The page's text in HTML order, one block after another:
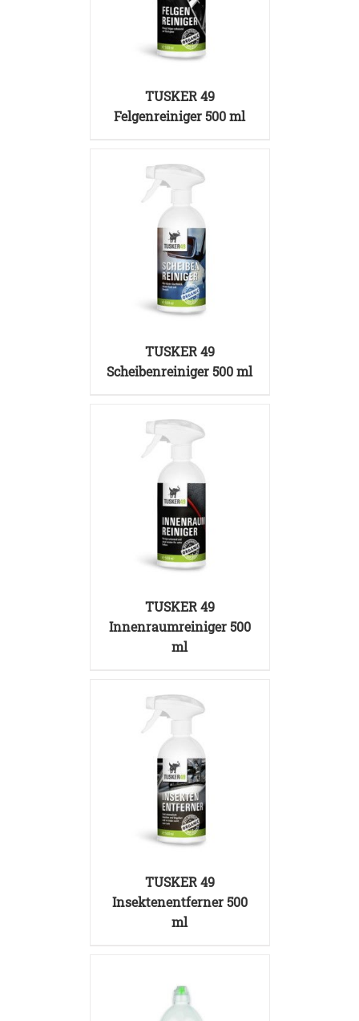
TUSKER 49
Felgenreiniger 500 ml
DETAILS
TUSKER 49
Scheibenreiniger 500 ml
DETAILS
TUSKER 49
Innenraumreiniger 500
ml
TUSKER 49
Insektenentferner 500
ml